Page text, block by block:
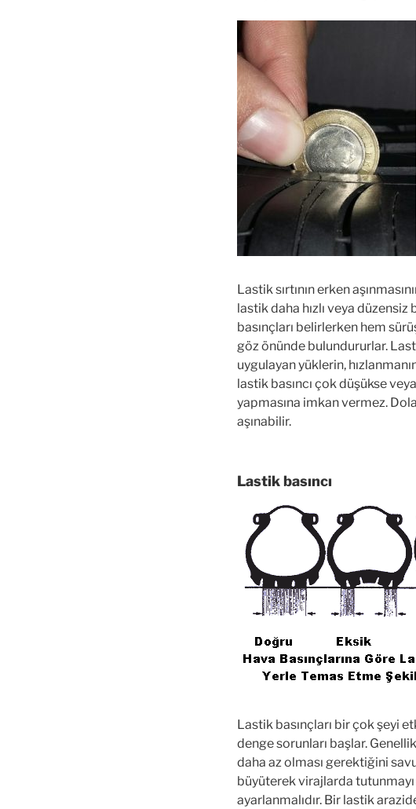
Lastik sırtının erken
lastik daha hızlı veya
basınçları belirlerken hem
göz önünde bulundururlar.
uygulayan yüklerin,
lastik basıncı çok düşükse
yapmasına imkan vermez.
aşınabilir.
Lastik basıncı
Lastik basınçları bir çok şeyi
denge sorunları başlar.
daha az olması gerektiğini
büyüterek virajlarda tutunmayı
ayarlanmalıdır. Bir lastik